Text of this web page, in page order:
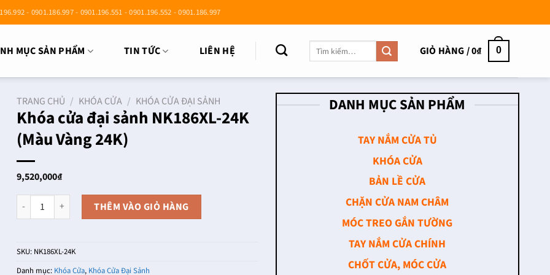
- 0901.186.997 - 0901.196.551 - 0901.196.552 - 0901.186.997
MỤC SẢN PHẨM TIN TỨC LIÊN HỆ
Tìm
kiếm:
GIỎ HÀNG /0₫ 0
TRANG CHỦ / KHÓA CỬA / KHÓA CỬA ĐẠI SẢNH
Khóa cửa đại sảnh NK186XL-24K
(Màu Vàng 24K)
9,520,000₫
Khóa cửa đại sảnh NK186XL-24K (Màu Vàng 24K) số lượng
THÊM VÀO GIỎ HÀNG
SKU: NK186XL-24K
Danh mục: Khóa Cửa, Khóa Cửa Đại Sảnh
DANH MỤC SẢN PHẨM
TAY NẮM CỬA TỦ
KHÓA CỬA
BẢN LỀ CỬA
CHẶN CỬA NAM CHÂM
MÓC TREO GẮN TƯỜNG
TAY NẮM CỬA CHÍNH
CHỐT CỬA, MÓC CỬA